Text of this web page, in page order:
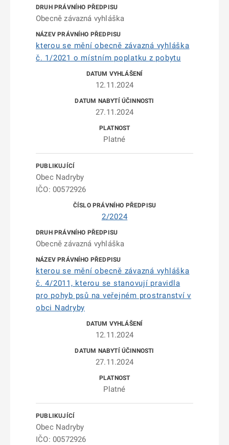
Obecně závazná vyhláška
kterou se mění obecně závazná vyhláška
č. 1/2021 o místním poplatku z pobytu
12.11.2024
27.11.2024
Platné
Obec Nadryby
IČO: 00572926
2/2024
Obecně závazná vyhláška
kterou se mění obecně závazná vyhláška
č. 4/2011, kterou se stanovují pravidla
pro pohyb psů na veřejném prostranství v
obci Nadryby
12.11.2024
27.11.2024
Platné
Obec Nadryby
IČO: 00572926